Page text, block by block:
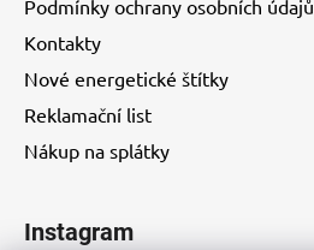
Podmínky ochrany osobních údajů
Kontakty
Nové energetické štítky
Reklamační list
Nákup na splátky
Instagram